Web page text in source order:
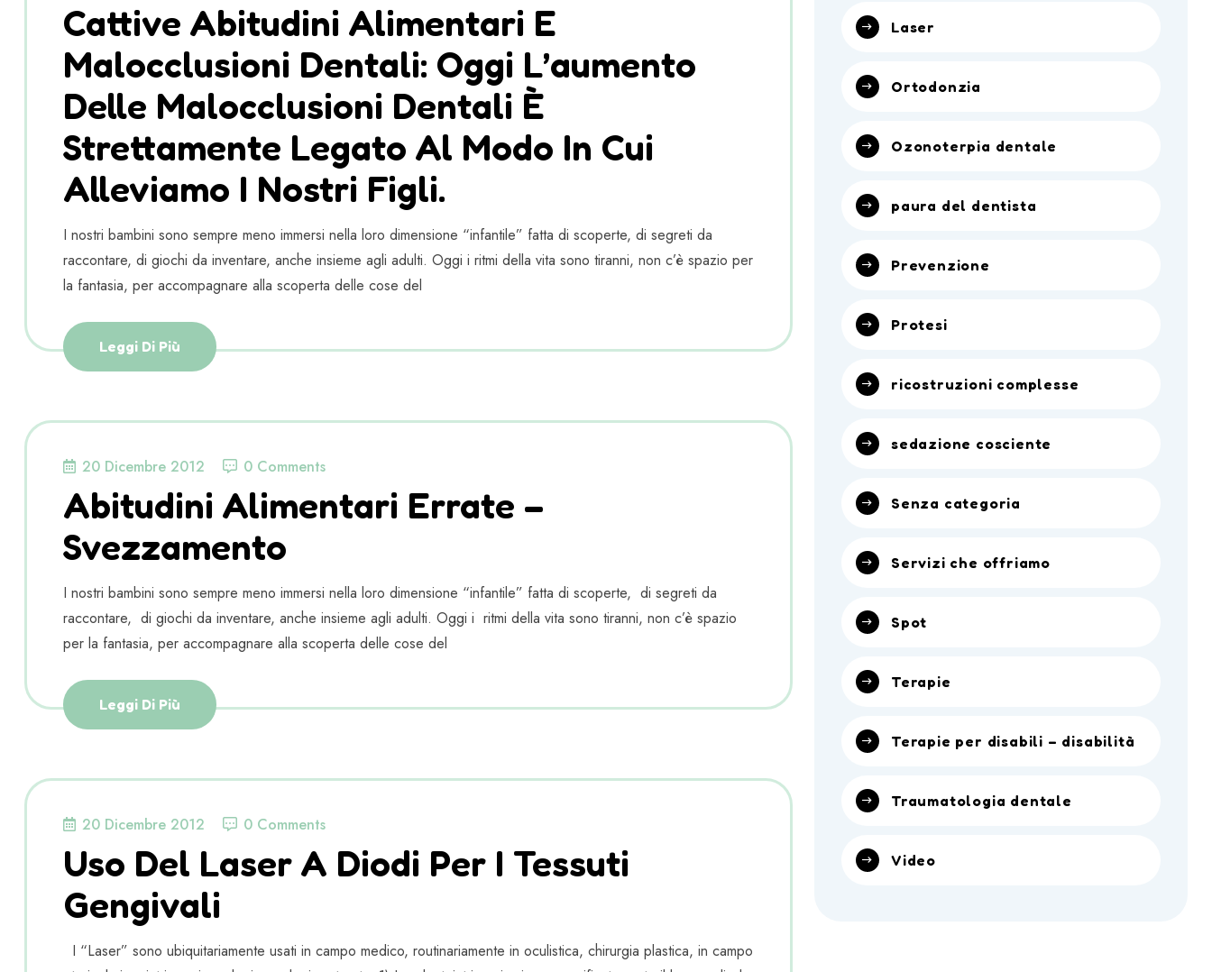
Cattive Abitudini Alimentari E
Malocclusioni Dentali: Oggi L’aumento
Delle Malocclusioni Dentali È
Strettamente Legato Al Modo In Cui
Alleviamo I Nostri Figli.
I nostri bambini sono sempre meno immersi nella loro dimensione “infantile” fatta di scoperte, di segreti da
raccontare, di giochi da inventare, anche insieme agli adulti. Oggi i ritmi della vita sono tiranni, non c’è spazio per
la fantasia, per accompagnare alla scoperta delle cose del
Leggi Di Più
20 Dicembre 2012 0 Comments
Abitudini Alimentari Errate –
Svezzamento
I nostri bambini sono sempre meno immersi nella loro dimensione “infantile” fatta di scoperte, di segreti da
raccontare, di giochi da inventare, anche insieme agli adulti. Oggi i ritmi della vita sono tiranni, non c’è spazio
per la fantasia, per accompagnare alla scoperta delle cose del
Leggi Di Più
20 Dicembre 2012 0 Comments
Uso Del Laser A Diodi Per I Tessuti
Gengivali
I “Laser” sono ubiquitariamente usati in campo medico, routinariamente in oculistica, chirurgia plastica, in campo
Laser
Ortodonzia
Ozonoterpia dentale
paura del dentista
Prevenzione
Protesi
ricostruzioni complesse
sedazione cosciente
Senza categoria
Servizi che offriamo
Spot
Terapie
Terapie per disabili – disabilità
Traumatologia dentale
Video